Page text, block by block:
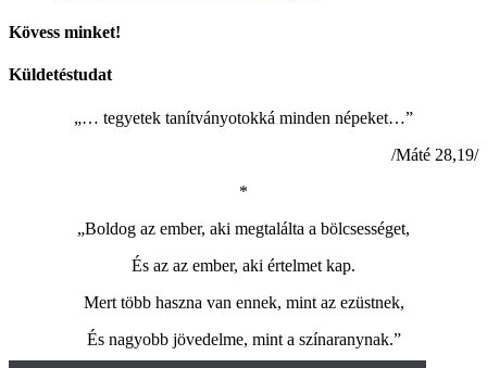
Kövess minket!
Küldetéstudat
„… tegyetek tanítványotokká minden népeket…”
/Máté 28,19/
*
„Boldog az ember, aki megtalálta a bölcsességet,
És az az ember, aki értelmet kap.
Mert több haszna van ennek, mint az ezüstnek,
És nagyobb jövedelme, mint a színaranynak.”